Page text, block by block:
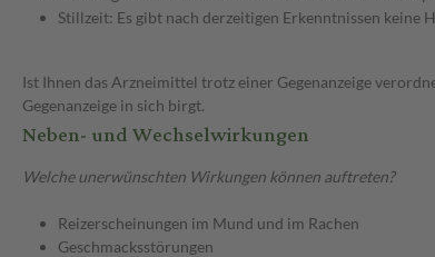
Stillzeit: Es gibt nach derzeitigen Erkenntnissen
Ist Ihnen das Arzneimittel trotz einer Gegenanzeige
Gegenanzeige in sich birgt.
Neben- und Wechselwirkungen
Welche unerwünschten Wirkungen können auftreten?
Reizerscheinungen im Mund und im Rachen
Geschmacksstörungen